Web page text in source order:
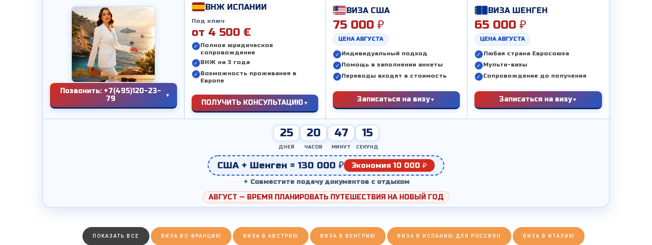
Позвонить: +7(495)120-23-
79
ВНЖ ИСПАНИИ
Под ключ
от 4 500 €
Полное юридическое
сопровождение
ВНЖ на 3 года
Возможность проживания в
Европе
ПОЛУЧИТЬ КОНСУЛЬТАЦИЮ
ВИЗА США
75 000 ₽
ЦЕНА АВГУСТА
Индивидуальный подход
Помощь в заполнении анкеты
Переводы входят в стоимость
Записаться на визу
ВИЗА ШЕНГЕН
65 000 ₽
ЦЕНА АВГУСТА
Любая страна Евросоюза
Мульти-визы
Сопровождение до получения
Записаться на визу
25
ДНЕЙ
20
ЧАСОВ
47
МИНУТ
13
СЕКУНД
США + Шенген = 130 000 ₽ Экономия 10 000 ₽
✦ Совместите подачу документов с отдыхом
АВГУСТ — ВРЕМЯ ПЛАНИРОВАТЬ ПУТЕШЕСТВИЯ НА НОВЫЙ ГОД
ПОКАЗАТЬ ВСЕ ВИЗА ВО ФРАНЦИЮ ВИЗА В АВСТРИЮ ВИЗА В ВЕНГРИЮ ВИЗА В ИСПАНИЮ ДЛЯ РОССИЯН ВИЗА В ИТАЛИЮ